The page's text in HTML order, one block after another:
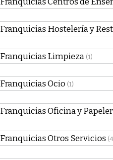
Franquicias Hostelería y
Franquicias Limpieza (1)
Franquicias Ocio (1)
Franquicias Oficina y
Franquicias Otros Servicios